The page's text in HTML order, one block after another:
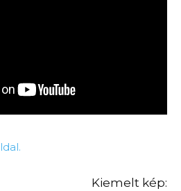
Kiemelt kép: